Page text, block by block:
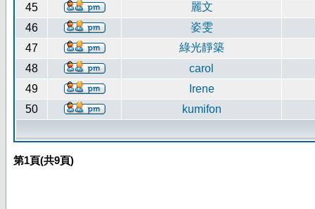
45
麗文
46
姿雯
47
綠光靜築
48
carol
49
Irene
50
kumifon
第1頁(共9頁)